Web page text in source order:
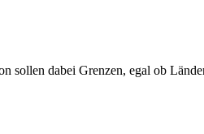
dabei Grenzen, egal ob